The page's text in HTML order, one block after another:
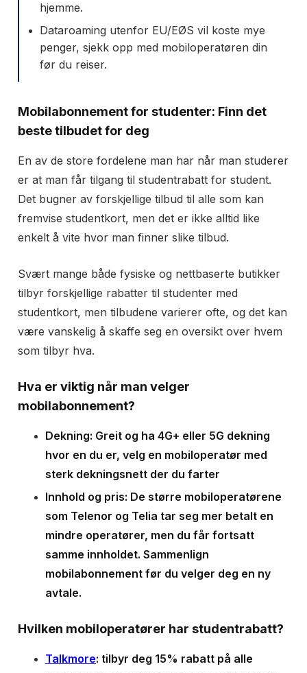
hjemme.
Dataroaming utenfor EU/EØS vil koste mye
penger, sjekk opp med mobiloperatøren din
før du reiser.
Mobilabonnement for studenter: Finn det
beste tilbudet for deg
En av de store fordelene man har når man studerer
er at man får tilgang til studentrabatt for student.
Det bugner av forskjellige tilbud til alle som kan
fremvise studentkort, men det er ikke alltid like
enkelt å vite hvor man finner slike tilbud.
Svært mange både fysiske og nettbaserte butikker
tilbyr forskjellige rabatter til studenter med
studentkort, men tilbudene varierer ofte, og det kan
være vanskelig å skaffe seg en oversikt over hvem
som tilbyr hva.
Hva er viktig når man velger
mobilabonnement?
Dekning: Greit og ha 4G+ eller 5G dekning
hvor en du er, velg en mobiloperatør med
sterk dekningsnett der du farter
Innhold og pris: De større mobiloperatørene
som Telenor og Telia tar seg mer betalt en
mindre operatører, men du får fortsatt
samme innholdet. Sammenlign
mobilabonnement før du velger deg en ny
avtale.
Hvilken mobiloperatører har studentrabatt?
Talkmore: tilbyr deg 15% rabatt på alle